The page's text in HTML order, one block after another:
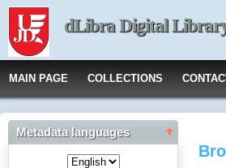
dLibra Digital
MAIN PAGE COLLECTIONS
Metadata languages